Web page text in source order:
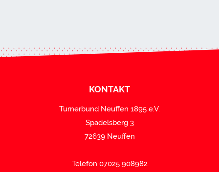
KONTAKT
Turnerbund Neuffen 1895 e.V.
Spadelsberg 3
72639 Neuffen
Telefon 07025 908982